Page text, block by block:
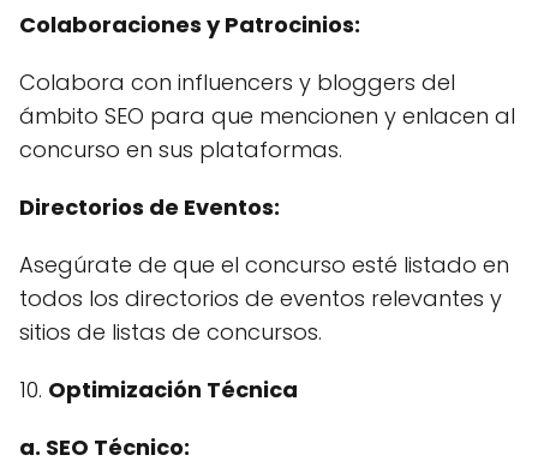
Colaboraciones y Patrocinios:
Colabora con influencers y bloggers del
ámbito SEO para que mencionen y enlacen al
concurso en sus plataformas.
Directorios de Eventos:
Asegúrate de que el concurso esté listado en
todos los directorios de eventos relevantes y
sitios de listas de concursos.
10. Optimización Técnica
a. SEO Técnico: